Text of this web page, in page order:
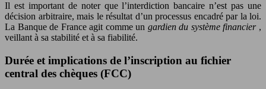
Il est important de noter que l’interdiction bancaire n’est pas une
décision arbitraire, mais le résultat d’un processus encadré par la loi.
La Banque de France agit comme un gardien du système financier ,
veillant à sa stabilité et à sa fiabilité.
Durée et implications de l’inscription au fichier
central des chèques (FCC)